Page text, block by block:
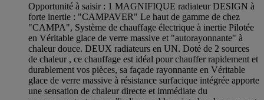
Opportunité à saisir : 1 MAGNIFIQUE radiateur DESIGN à
forte inertie : "CAMPAVER" Le haut de gamme de chez
"CAMPA", Système de chauffage électrique à inertie Pilotée
en Véritable glace de verre massive et "autorayonnante" à
chaleur douce. DEUX radiateurs en UN. Doté de 2 sources
de chaleur , ce chauffage est idéal pour chauffer rapidement et
durablement vos pièces, sa façade rayonnante en Véritable
glace de verre massive à résistance surfacique intégrée apporte
une sensation de chaleur directe et immédiate du